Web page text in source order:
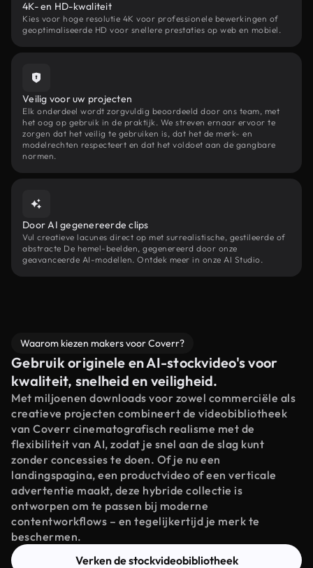
4K- en HD-kwaliteit
Kies voor hoge resolutie 4K voor professionele bewerkingen of
geoptimaliseerde HD voor snellere prestaties op web en mobiel.
Veilig voor uw projecten
Elk onderdeel wordt zorgvuldig beoordeeld door ons team, met
het oog op gebruik in de praktijk. We streven ernaar ervoor te
zorgen dat het veilig te gebruiken is, dat het de merk- en
modelrechten respecteert en dat het voldoet aan de gangbare
normen.
Door AI gegenereerde clips
Vul creatieve lacunes direct op met surrealistische, gestileerde of
abstracte De hemel-beelden, gegenereerd door onze
geavanceerde AI-modellen. Ontdek meer in onze AI Studio.
Waarom kiezen makers voor Coverr?
Gebruik originele en AI-stockvideo's voor
kwaliteit, snelheid en veiligheid.
Met miljoenen downloads voor zowel commerciële als
creatieve projecten combineert de videobibliotheek
van Coverr cinematografisch realisme met de
flexibiliteit van AI, zodat je snel aan de slag kunt
zonder concessies te doen. Of je nu een
landingspagina, een productvideo of een verticale
advertentie maakt, deze hybride collectie is
ontworpen om te passen bij moderne
contentworkflows – en tegelijkertijd je merk te
beschermen.
Verken de stockvideobibliotheek